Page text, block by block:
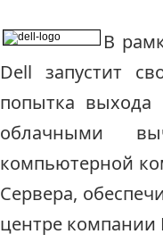
В
Dell запустит
попытка
облачными
компьютерной
Сервера,
центре компании